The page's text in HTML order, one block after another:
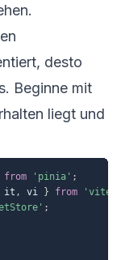
desto
Beginne mit
liegt und
from 'pinia' ;
it , vi } from
;